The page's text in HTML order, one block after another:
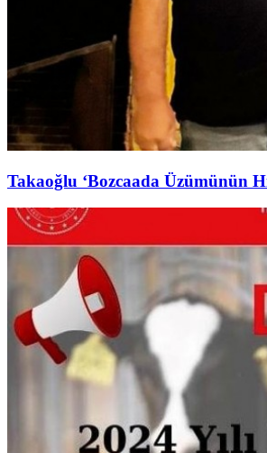
Takaoğlu ‘Bozcaada Üzümünün